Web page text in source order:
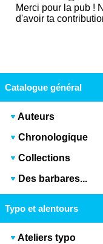
Merci pour la pub !
d'avoir ta
Catalogue général
Auteurs
Chronologique
Collections
Des barbares...
Typo et alentours
Ateliers typo